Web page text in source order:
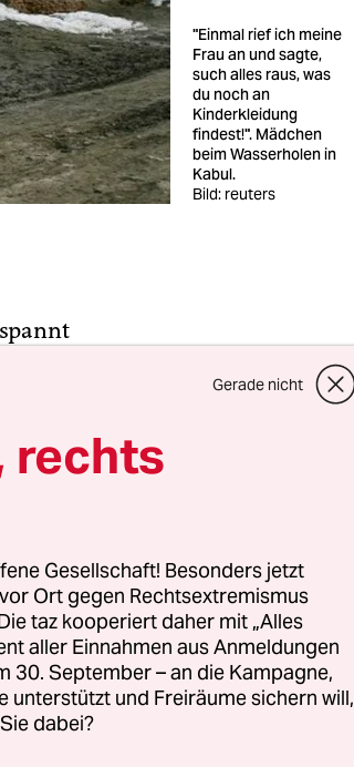
"Einmal rief ich meine
Frau an und sagte,
such alles raus, was
du noch an
Kinderkleidung
findest!". Mädchen
beim Wasserholen in
Kabul.
Bild: reuters
packen wir
Glaubt
über
er bei der
größte
- hat
Gerade nicht
rechts
Gesellschaft! Besonders jetzt
Ort gegen Rechtsextremismus
taz kooperiert daher mit „Alles
aller Einnahmen aus Anmeldungen
30. September – an die Kampagne,
unterstützt und Freiräume sichern will,
dabei?